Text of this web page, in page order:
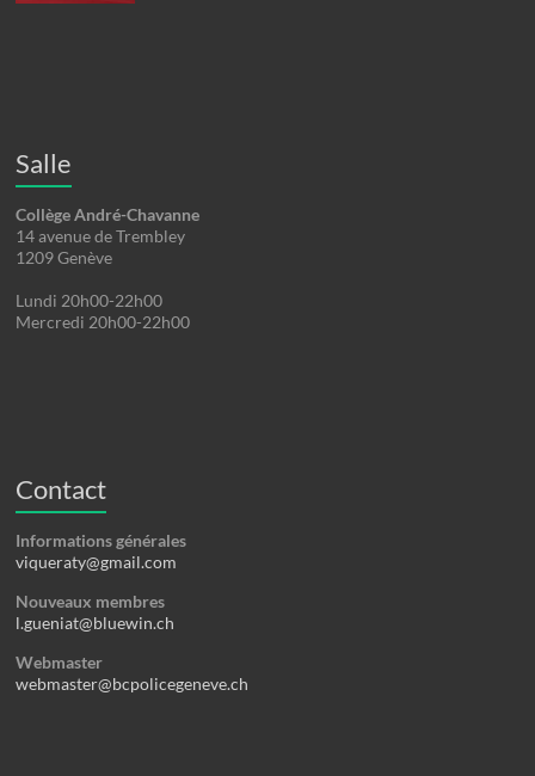
Salle
Collège André-Chavanne
14 avenue de Trembley
1209 Genève
Lundi 20h00-22h00
Mercredi 20h00-22h00
Contact
Informations générales
viqueraty@gmail.com
Nouveaux membres
l.gueniat@bluewin.ch
Webmaster
webmaster@bcpolicegeneve.ch